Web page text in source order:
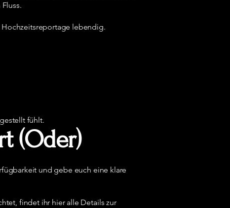
Hochzeitsreportage lebendig.
fühlt.
(Oder)
und gebe euch eine klare
findet ihr hier alle Details zur